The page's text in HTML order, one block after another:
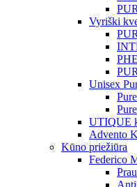
Vyriški
Unisex
UTIQUE
Advento
Kūno priežiūra
Federico